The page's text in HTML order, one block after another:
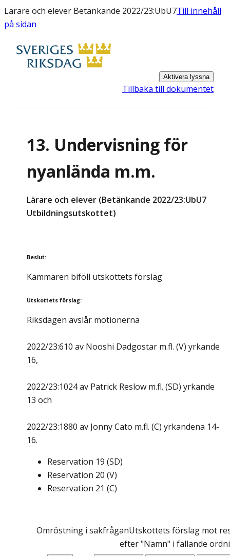
Lärare och elever Betänkande 2022/23:UbU7Till innehåll
på sidan
Aktivera lyssna
Tillbaka till dokumentet
13. Undervisning för
nyanlända m.m.
Lärare och elever (Betänkande 2022/23:UbU7
Utbildningsutskottet)
Beslut:
Kammaren biföll utskottets förslag
Utskottets förslag:
Riksdagen avslår motionerna
2022/23:610 av Nooshi Dadgostar m.fl. (V) yrkande
16,
2022/23:1024 av Patrick Reslow m.fl. (SD) yrkande
13 och
2022/23:1880 av Jonny Cato m.fl. (C) yrkandena 14-
16.
Reservation 19 (SD)
Reservation 20 (V)
Reservation 21 (C)
Omröstning i sakfråganUtskottets förslag mot
efter "Namn" i fallande